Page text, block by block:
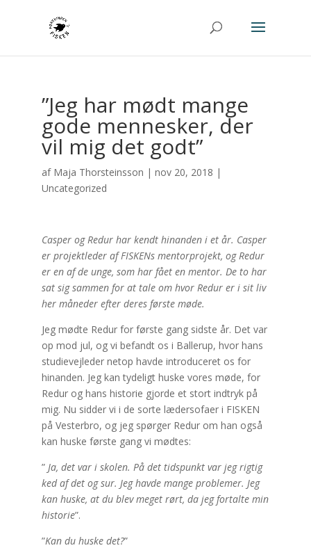
”Jeg har mødt mange
gode mennesker, der
vil mig det godt”
af Maja Thorsteinsson | nov 20, 2018 |
Uncategorized
Casper og Redur har kendt hinanden i et år. Casper
er projektleder af FISKENs mentorprojekt, og Redur
er en af de unge, som har fået en mentor. De to har
sat sig sammen for at tale om hvor Redur er i sit liv
her måneder efter deres første møde.
Jeg mødte Redur for første gang sidste år. Det var
op mod jul, og vi befandt os i Ballerup, hvor hans
studievejleder netop havde introduceret os for
hinanden. Jeg kan tydeligt huske vores møde, for
Redur og hans historie gjorde et stort indtryk på
mig. Nu sidder vi i de sorte lædersofaer i FISKEN
på Vesterbro, og jeg spørger Redur om han også
kan huske første gang vi mødtes:
” Ja, det var i skolen. På det tidspunkt var jeg rigtig
ked af det og sur. Jeg havde mange problemer. Jeg
kan huske, at du blev meget rørt, da jeg fortalte min
historie”.
”Kan du huske det?”